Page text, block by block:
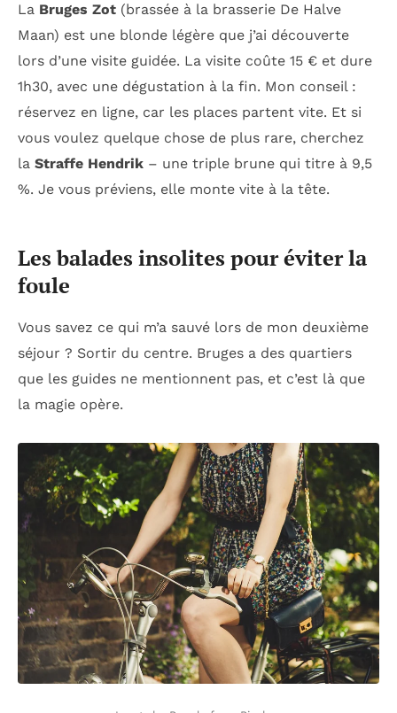
La Bruges Zot (brassée à la brasserie De Halve
Maan) est une blonde légère que j’ai découverte
lors d’une visite guidée. La visite coûte 15 € et dure
1h30, avec une dégustation à la fin. Mon conseil :
réservez en ligne, car les places partent vite. Et si
vous voulez quelque chose de plus rare, cherchez
la Straffe Hendrik – une triple brune qui titre à 9,5
%. Je vous préviens, elle monte vite à la tête.
Les balades insolites pour éviter la
foule
Vous savez ce qui m’a sauvé lors de mon deuxième
séjour ? Sortir du centre. Bruges a des quartiers
que les guides ne mentionnent pas, et c’est là que
la magie opère.